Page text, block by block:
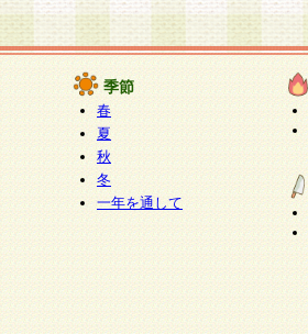
季節
春
夏
秋
冬
一年を通して